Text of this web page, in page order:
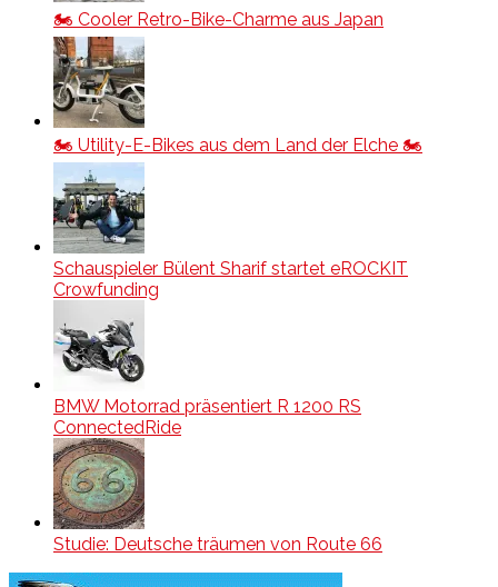
🏍️ Cooler Retro-Bike-Charme aus Japan
🏍️ Utility-E-Bikes aus dem Land der Elche 🏍️
Schauspieler Bülent Sharif startet eROCKIT
Crowfunding
BMW Motorrad präsentiert R 1200 RS
ConnectedRide
Studie: Deutsche träumen von Route 66